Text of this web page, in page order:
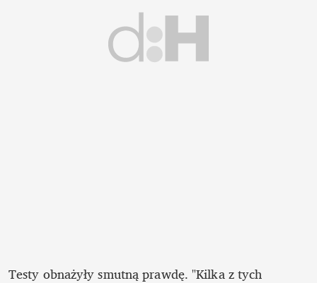
Testy obnażyły smutną prawdę. "Kilka z tych